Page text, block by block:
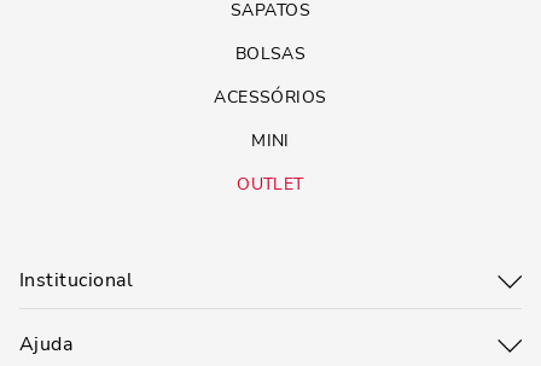
SAPATOS
BOLSAS
ACESSÓRIOS
MINI
OUTLET
Institucional
Ajuda